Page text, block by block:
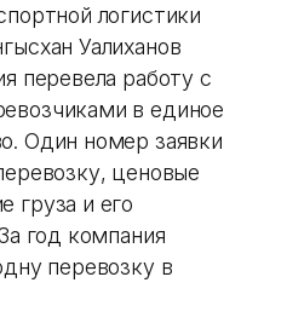
логистики
Уалиханов
перевела работу с
в единое
Один номер заявки
ценовые
груза и его
год компания
перевозку в